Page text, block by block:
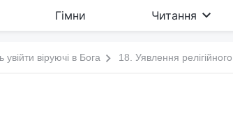
Гімни Читання
увійти віруючі в Бога